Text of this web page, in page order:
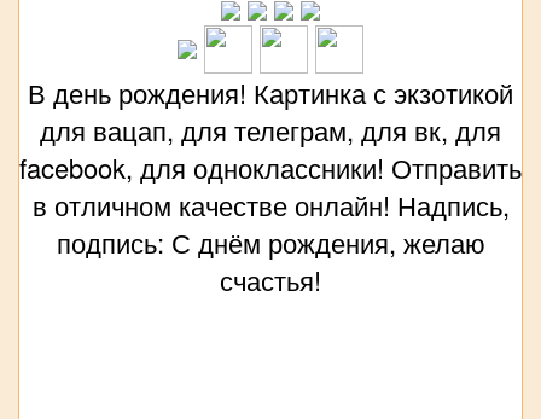
В день рождения! Картинка с экзотикой
для вацап, для телеграм, для вк, для
facebook, для одноклассники! Отправить
в отличном качестве онлайн! Надпись,
подпись: С днём рождения, желаю
счастья!